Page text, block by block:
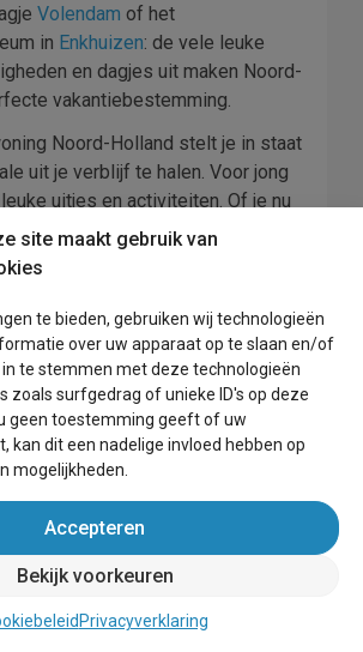
Volendam of het
in Enkhuizen: de vele leuke
en dagjes uit maken Noord-
vakantiebestemming.
Noord-Holland stelt je in staat
uit je verblijf te halen. Voor jong
uitjes en activiteiten. Of je nu
zijn of juist wilt gaan ontspannen:
is een veelzijdige provincie met
die rust ademen. Ontdek
tijdens jouw volgende vakantie.
Noord-
kinderen? Het aanbod van verblijven
je altijd vindt waar je naar op
luxe villa waar het je aan niets zal
to basics gaat: jij bepaalt waar je
site maakt gebruik van
te bieden, gebruiken wij technologieën
over uw apparaat op te slaan en/of
te stemmen met deze technologieën
zoals surfgedrag of unieke ID's op deze
geen toestemming geeft of uw
kan dit een nadelige invloed hebben op
mogelijkheden.
Accepteren
Bekijk voorkeuren
Privacyverklaring